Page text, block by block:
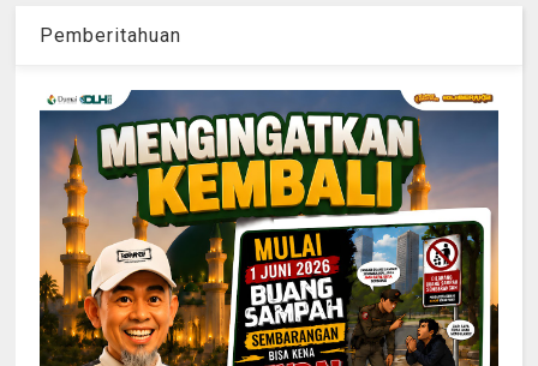
Pemberitahuan